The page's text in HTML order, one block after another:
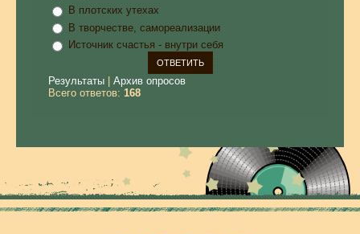
В плотских утехах
В творчестве, самореализации
Источник счастья - внутри себя
Результаты
Архив опросов
Всего ответов: 168